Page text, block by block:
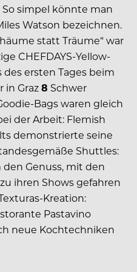
So simpel könnte man
Watson bezeichnen.
statt Träume“ war
CHEFDAYS-Yellow-
ersten Tages beim
in Graz8 Schwer
Bags waren gleich
der Arbeit: Flemish
demonstrierte seine
Shuttles:
Genuss, mit den
ihren Shows gefahren
Kreation:
Pastavino
neue Kochtechniken